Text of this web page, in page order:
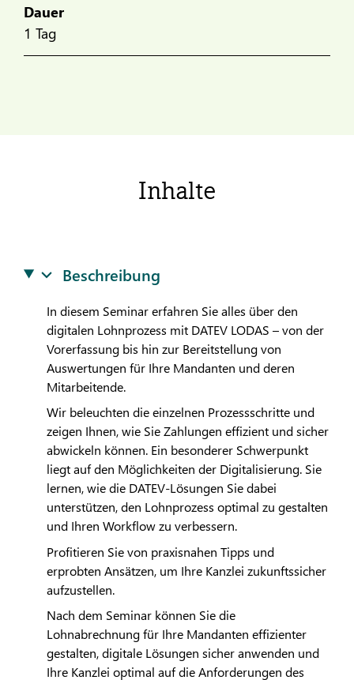
Dauer
1 Tag
Inhalte
Beschreibung
In diesem Seminar erfahren Sie alles über den
digitalen Lohnprozess mit DATEV LODAS – von der
Vorerfassung bis hin zur Bereitstellung von
Auswertungen für Ihre Mandanten und deren
Mitarbeitende.
Wir beleuchten die einzelnen Prozessschritte und
zeigen Ihnen, wie Sie Zahlungen effizient und sicher
abwickeln können. Ein besonderer Schwerpunkt
liegt auf den Möglichkeiten der Digitalisierung. Sie
lernen, wie die DATEV-Lösungen Sie dabei
unterstützen, den Lohnprozess optimal zu gestalten
und Ihren Workflow zu verbessern.
Profitieren Sie von praxisnahen Tipps und
erprobten Ansätzen, um Ihre Kanzlei zukunftssicher
aufzustellen.
Nach dem Seminar können Sie die
Lohnabrechnung für Ihre Mandanten effizienter
gestalten, digitale Lösungen sicher anwenden und
Ihre Kanzlei optimal auf die Anforderungen des